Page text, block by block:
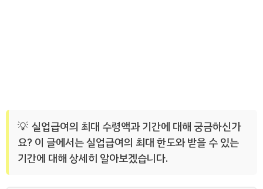
실업급여의 최대 수령액과 기간에 대해 궁금하신가
요? 이 글에서는 실업급여의 최대 한도와 받을 수 있는
기간에 대해 상세히 알아보겠습니다.